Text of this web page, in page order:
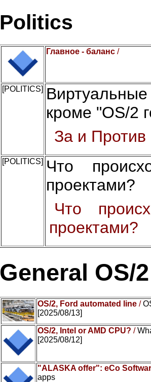
Politics
Главное - баланс /
[POLITICS]
кроме "OS/2
За и Против
[POLITICS] Что
проектами?
Что
проектами?
General OS/
OS/2, Ford automated line /
[2025/08/13]
OS/2, Intel or AMD CPU? /
[2025/08/12]
"ALASKA offer": eCo
apps